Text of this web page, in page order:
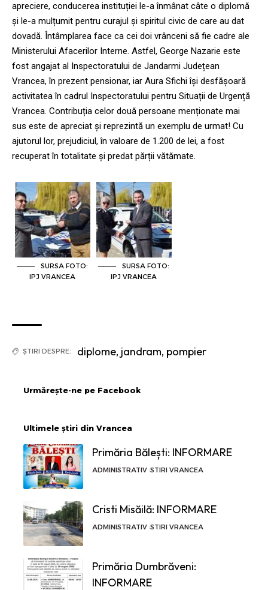
apreciere, conducerea instituției le-a înmânat câte o diplomă
și le-a mulțumit pentru curajul și spiritul civic de care au dat
dovadă. Întâmplarea face ca cei doi vrânceni să fie cadre ale
Ministerului Afacerilor Interne. Astfel, George Nazarie este
fost angajat al Inspectoratului de Jandarmi Județean
Vrancea, în prezent pensionar, iar Aura Sfichi își desfășoară
activitatea în cadrul Inspectoratului pentru Situații de Urgență
Vrancea. Contribuția celor două persoane menționate mai
sus este de apreciat și reprezintă un exemplu de urmat! Cu
ajutorul lor, prejudiciul, în valoare de 1.200 de lei, a fost
recuperat în totalitate și predat părții vătămate.
SURSA FOTO:
IPJ VRANCEA
SURSA FOTO:
IPJ VRANCEA
ȘTIRI DESPRE: diplome, jandram, pompier
Urmărește-ne pe Facebook
Ultimele știri din Vrancea
Primăria Bălești: INFORMARE
ADMINISTRATIV STIRI VRANCEA
Cristi Misăilă: INFORMARE
ADMINISTRATIV STIRI VRANCEA
Primăria Dumbrăveni:
INFORMARE